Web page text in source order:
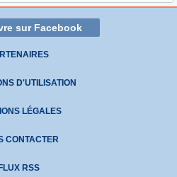
sur Facebook
D'UTILISATION
LÉGALES
CONTACTER
FLUX RSS